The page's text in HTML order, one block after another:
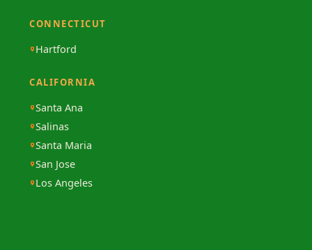
CONNECTICUT
Hartford
CALIFORNIA
Santa Ana
Salinas
Santa Maria
San Jose
Los Angeles